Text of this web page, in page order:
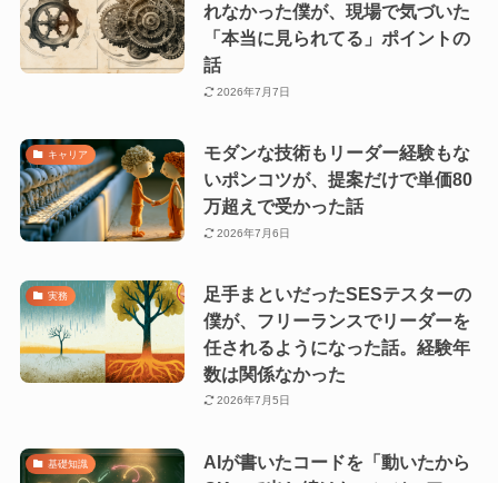
れなかった僕が、現場で気づいた
「本当に見られてる」ポイントの
話
2026年7月7日
キャリア
モダンな技術もリーダー経験もな
いポンコツが、提案だけで単価80
万超えで受かった話
2026年7月6日
実務
足手まといだったSESテスターの
僕が、フリーランスでリーダーを
任されるようになった話。経験年
数は関係なかった
2026年7月5日
基礎知識
AIが書いたコードを「動いたから